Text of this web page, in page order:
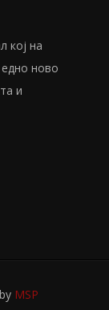
кој на
ново
и
MSP